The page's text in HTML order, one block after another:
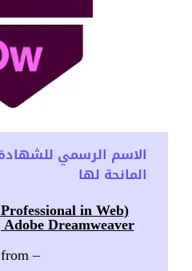
الاسم الرسمي
المانحة لها
in Web
Dreamweaver)
– from –